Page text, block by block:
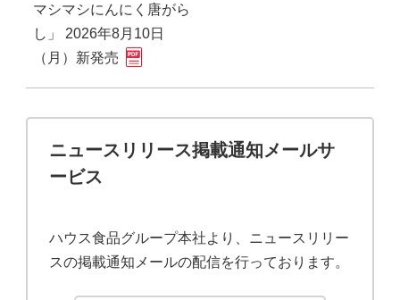
マシマシにんにく唐がら
し」 2026年8月10日
（月）新発売
ニュースリリース掲載通知メールサ
ービス
ハウス食品グループ本社より、ニュースリリー
スの掲載通知メールの配信を行っております。